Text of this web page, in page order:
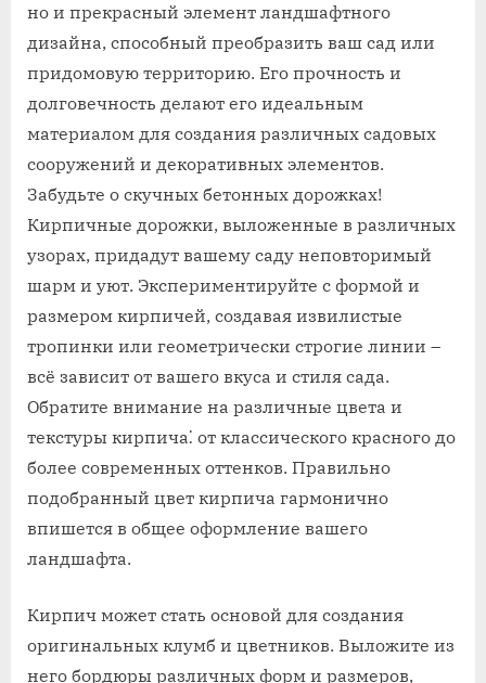
но и прекрасный элемент ландшафтного
дизайна, способный преобразить ваш сад или
придомовую территорию. Его прочность и
долговечность делают его идеальным
материалом для создания различных садовых
сооружений и декоративных элементов.
Забудьте о скучных бетонных дорожках!
Кирпичные дорожки, выложенные в различных
узорах, придадут вашему саду неповторимый
шарм и уют. Экспериментируйте с формой и
размером кирпичей, создавая извилистые
тропинки или геометрически строгие линии –
всё зависит от вашего вкуса и стиля сада.
Обратите внимание на различные цвета и
текстуры кирпича⁚ от классического красного до
более современных оттенков. Правильно
подобранный цвет кирпича гармонично
впишется в общее оформление вашего
ландшафта.
Кирпич может стать основой для создания
оригинальных клумб и цветников. Выложите из
него бордюры различных форм и размеров,